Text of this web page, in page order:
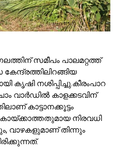
സമീപം പാലമറ്റത്ത്
കൃഷി നശിപ്പിച്ചു.കീരംപാറ
വാർഡിൽ കാളക്കടവിന്
കാട്ടാനക്കൂട്ടം
നിരവധി
വാഴകളുമാണ് തിന്നും